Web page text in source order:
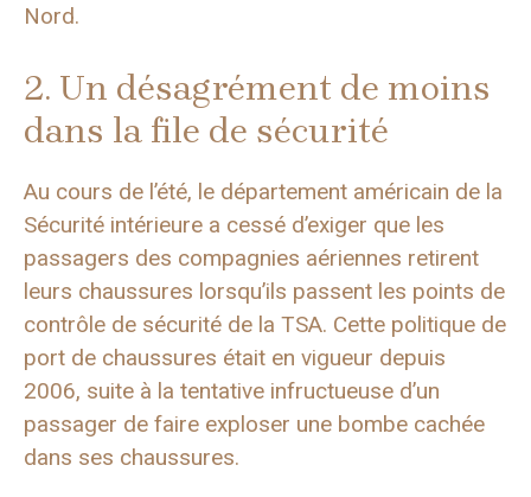
Nord.
2. Un désagrément de moins
dans la file de sécurité
Au cours de l’été, le département américain de la
Sécurité intérieure a cessé d’exiger que les
passagers des compagnies aériennes retirent
leurs chaussures lorsqu’ils passent les points de
contrôle de sécurité de la TSA. Cette politique de
port de chaussures était en vigueur depuis
2006, suite à la tentative infructueuse d’un
passager de faire exploser une bombe cachée
dans ses chaussures.